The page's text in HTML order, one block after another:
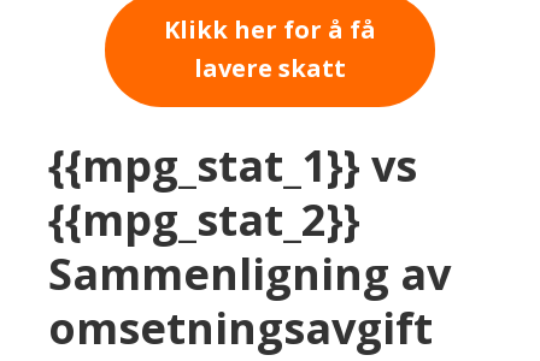
Klikk her for å få
lavere skatt
{{mpg_stat_1}} vs
{{mpg_stat_2}}
Sammenligning av
omsetningsavgift